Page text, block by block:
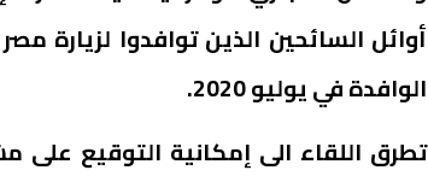
أوائل السائحين الذين توافدوا لزيارة
الوافدة في يوليو 2020.
تطرق اللقاء الى إمكانية التوقيع